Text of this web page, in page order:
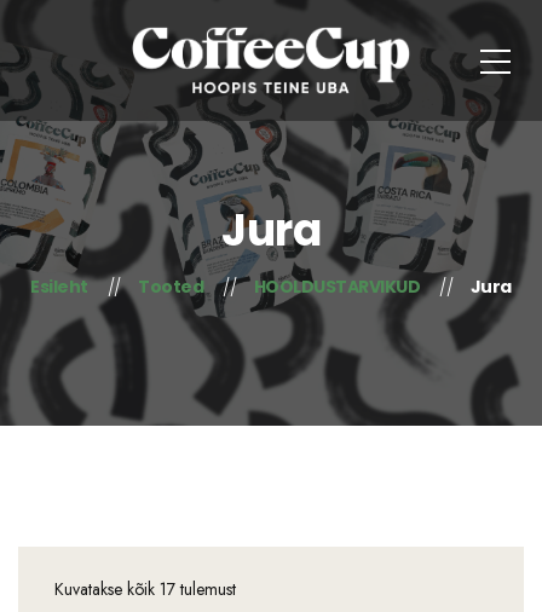
Jura
Esileht Tooted HOOLDUSTARVIKUD Jura
Kuvatakse kõik 17 tulemust